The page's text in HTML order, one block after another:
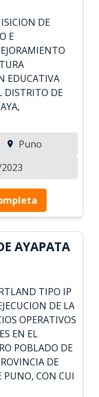
DE
E
EDUCATIVA
DISTRITO DE
Puno
AYAPATA
TIPO IP
DE LA
OPERATIVOS
EN EL
POBLADO DE
DE
PUNO, CON CUI